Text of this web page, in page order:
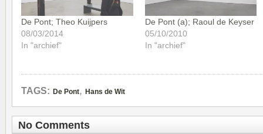
De Pont; Theo Kuijpers
08/03/2014
In "archief"
De Pont (a); Raoul de Keyser
05/10/2010
In "archief"
TAGS: De Pont, Hans de Wit
No Comments